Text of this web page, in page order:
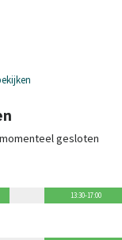
gesloten
13:30-17:00